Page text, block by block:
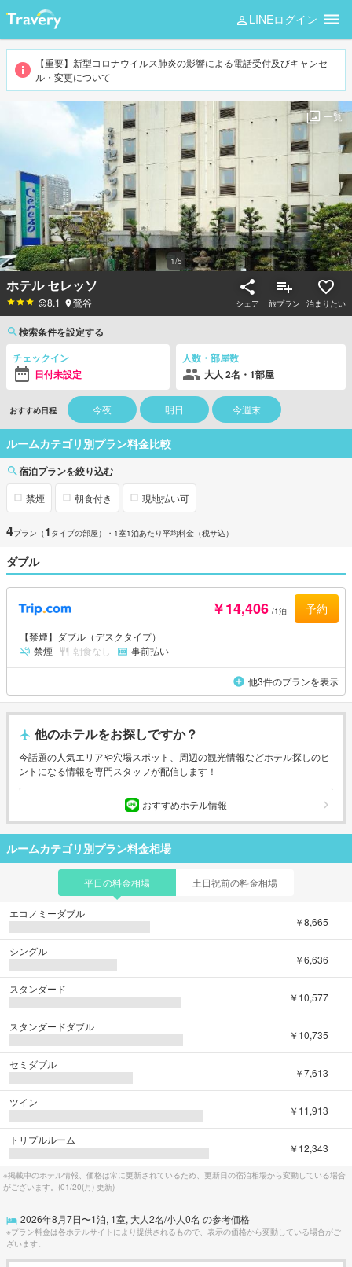
LINEログイン
【重要】新型コロナウイルス肺炎の影響による電話受付及びキャンセ
ル・変更について
1/5
一覧
ホテル セレッソ
8.1 鶯谷 シェア 旅プラン 泊まりたい
検索条件を設定する
チェックイン
日付未設定
人数・部屋数
大人 2名・1部屋
おすすめ日程 今夜 明日 今週末
ルームカテゴリ別プラン料金比較
宿泊プランを絞り込む
禁煙 朝食付き 現地払い可
4プラン（1 タイプの部屋） ・1室1泊あたり平均料金（税サ込）
ダブル
￥14,406 /1泊 予約
【禁煙】ダブル（デスクタイプ）
禁煙
朝食なし 事前払い
他3件のプランを表示
他のホテルをお探しですか？
今話題の人気エリアや穴場スポット、周辺の観光情報などホテル探しのヒ
ントになる情報を専門スタッフが配信します！
おすすめホテル情報
ルームカテゴリ別プラン料金相場
平日の料金相場 土日祝前の料金相場
エコノミーダブル
￥8,665
シングル
￥6,636
スタンダード
￥10,577
スタンダードダブル
￥10,735
セミダブル
￥7,613
ツイン
￥11,913
トリプルルーム
￥12,343
※掲載中のホテル情報、価格は常に更新されているため、更新日の宿泊相場から変動している場合
がございます。(01/20(月) 更新)
2026年8月7日〜1泊, 1室, 大人2名/小人0名 の参考価格
※プラン料金は各ホテルサイトにより提供されるもので、表示の価格から変動している場合がご
ざいます。